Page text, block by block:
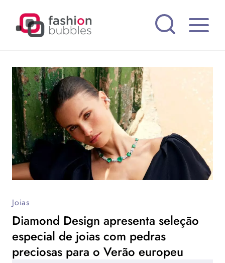
Joias
Diamond Design apresenta seleção
especial de joias com pedras
preciosas para o Verão europeu